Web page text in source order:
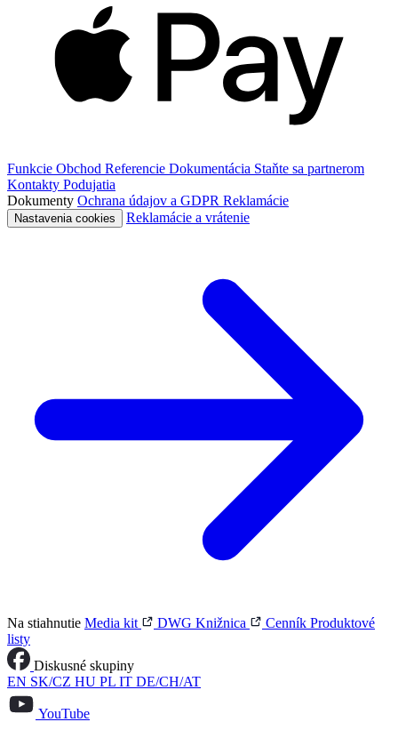
Funkcie Obchod Referencie Dokumentácia Staňte sa partnerom
Kontakty Podujatia
Dokumenty Ochrana údajov a GDPR Reklamácie
Nastavenia cookies Reklamácie a vrátenie
Na stiahnutie Media kit DWG Knižnica Cenník Produktové
listy
Diskusné skupiny
EN SK/CZ HU PL IT DE/CH/AT
YouTube